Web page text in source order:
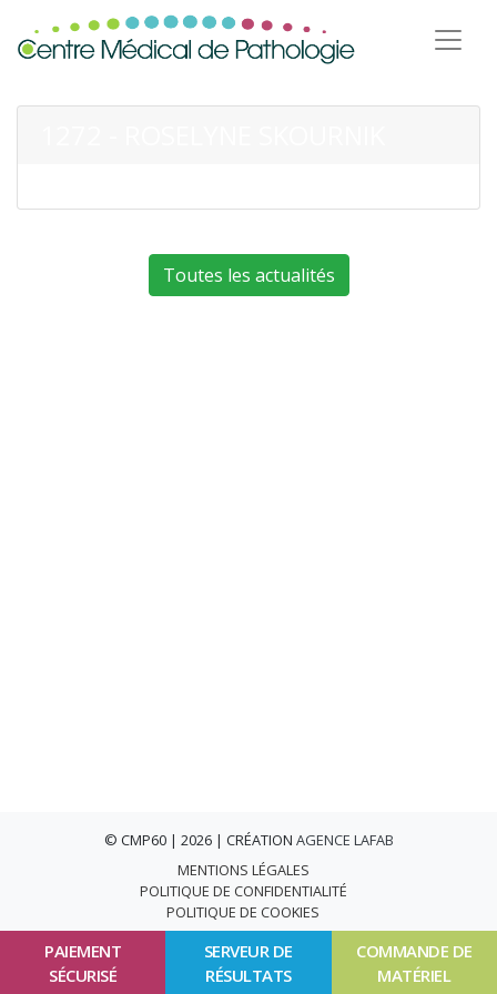
PAIEMENT
SÉCURISÉ
SERVEUR DE
RÉSULTATS
COMMANDE DE
MATÉRIEL
Toutes les actualités
© CMP60 | 2026 | CRÉATION AGENCE LAFAB
MENTIONS LÉGALES
POLITIQUE DE CONFIDENTIALITÉ
POLITIQUE DE COOKIES